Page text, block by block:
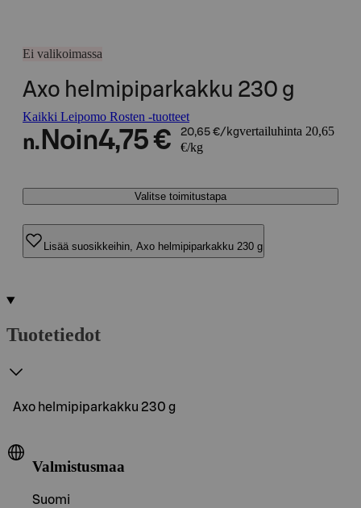
Ei valikoimassa
Axo helmipiparkakku 230 g
Kaikki Leipomo Rosten -tuotteet
n. Noin4,75 € 20,65 €/kgvertailuhinta 20,65
€/kg
Valitse toimitustapa
Lisää suosikkeihin, Axo helmipiparkakku 230 g
Tuotetiedot
Axo helmipiparkakku 230 g
Valmistusmaa
Suomi